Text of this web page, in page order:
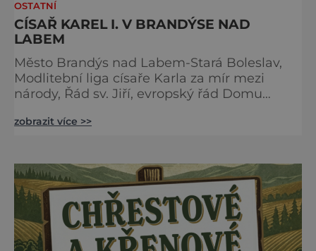
OSTATNÍ
CÍSAŘ KAREL I. V BRANDÝSE NAD
LABEM
Město Brandýs nad Labem-Stará Boleslav,
Modlitební liga císaře Karla za mír mezi
národy, Řád sv. Jiří, evropský řád Domu
vojensko-historických skupin a Národní
proběhne v sobotu 16. května v Brandýs nad
Labem-Staré Boleslavi. Akci již tradičně
zahájíme přivítáním historick
zobrazit více >>